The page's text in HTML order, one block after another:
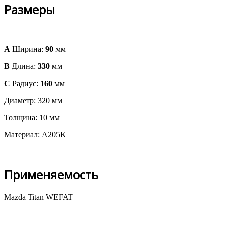
Размеры
A Ширина: 90 мм
B Длина: 330 мм
С Радиус: 160 мм
Диаметр: 320 мм
Толщина: 10 мм
Материал: A205K
Применяемость
Mazda Titan WEFAT